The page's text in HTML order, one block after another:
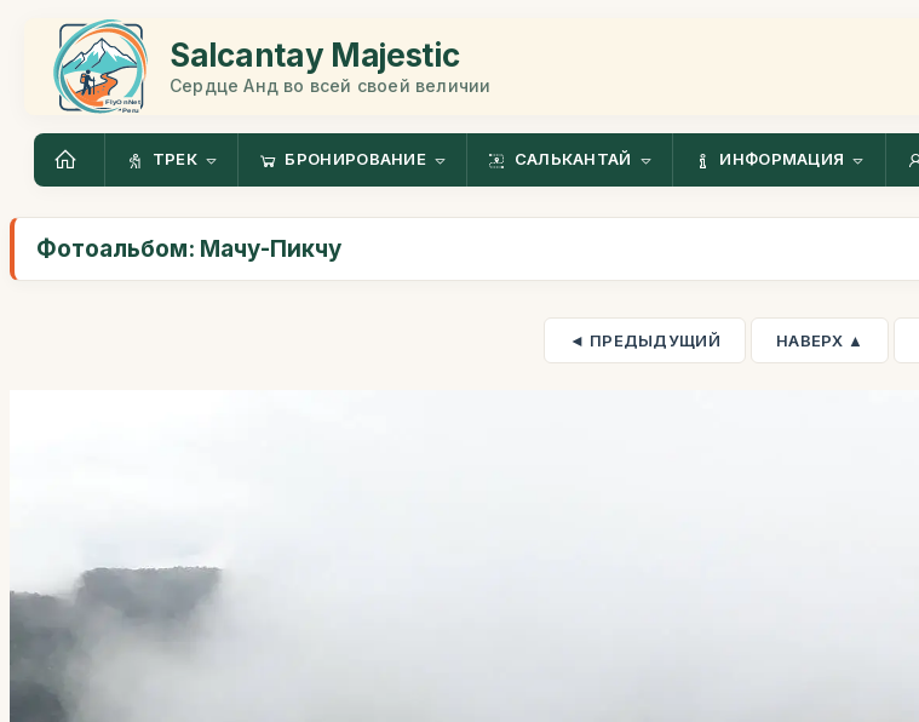
Salcantay Majestic
Сердце Анд во всей своей величии
ТРЕК БРОНИРОВАНИЕ САЛЬКАНТАЙ ИНФОРМАЦИЯ
Фотоальбом: Мачу-Пикчу
◄ ПРЕДЫДУЩИЙ НАВЕРХ ▲